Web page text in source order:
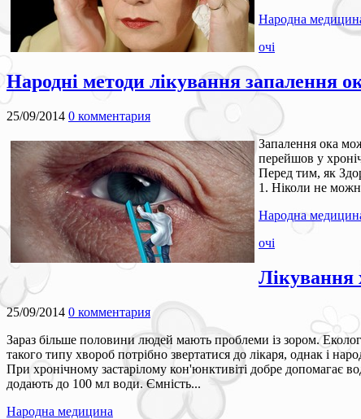
Народна
очі
Народні методи лікування запалення
25/09/2014 0 комментария
Запалення ока
перейшов у
Перед тим, як
1. Ніколи не
Народна
очі
Лікування
25/09/2014 0 комментария
Зараз більше половини людей мають проблеми із зором.
такого типу хвороб потрібно звертатися до лікаря, однак і
При хронічному застарілому кон'юнктивіті добре допомагає
додають до 100 мл води. Ємність...
Народна медицина